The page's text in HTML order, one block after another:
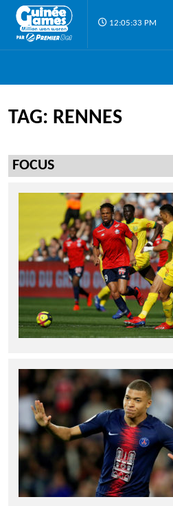
12:05:34 PM
TAG: RENNES
FOCUS